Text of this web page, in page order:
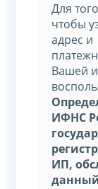
Для
чтобы
адрес и
Вашей
ИФНС
ИП,